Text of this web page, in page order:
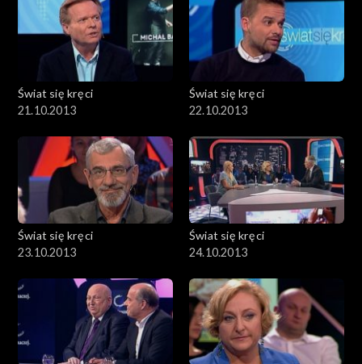
Świat się kręci
21.10.2013
Świat się kręci
22.10.2013
Świat się kręci
23.10.2013
Świat się kręci
24.10.2013